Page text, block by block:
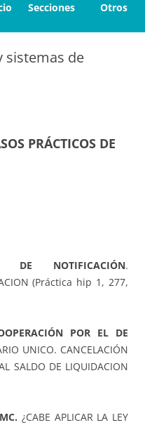
Secciones Otros
sistemas de
PRÁCTICOS DE
DE NOTIFICACIÓN.
(Práctica hip 1, 277,
POR EL DE
UNICO. CANCELACIÓN
SALDO DE LIQUIDACION
¿CABE APLICAR LA LEY